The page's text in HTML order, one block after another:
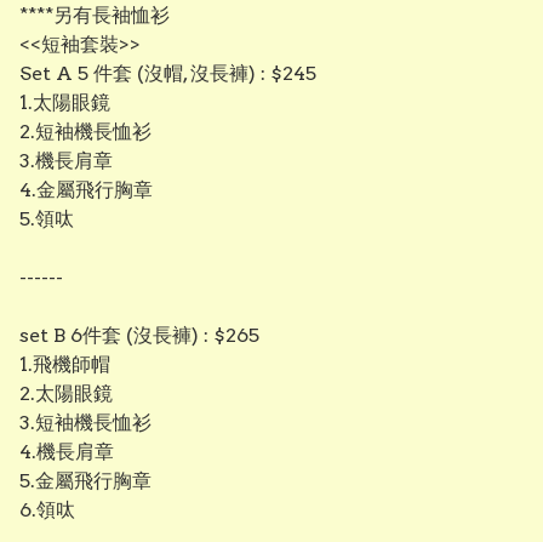
****另有長袖恤衫
<<短袖套裝>>
Set A 5 件套 (沒帽, 沒長褲) : $245
1.太陽眼鏡
2.短袖機長恤衫
3.機長肩章
4.金屬飛行胸章
5.領呔
------
set B 6件套 (沒長褲) : $265
1.飛機師帽
2.太陽眼鏡
3.短袖機長恤衫
4.機長肩章
5.金屬飛行胸章
6.領呔